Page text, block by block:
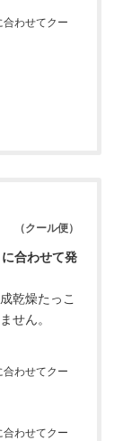
わせてクー
（クール便）
合わせて発
乾燥たっこ
せん。
わせてクー
わせてクー